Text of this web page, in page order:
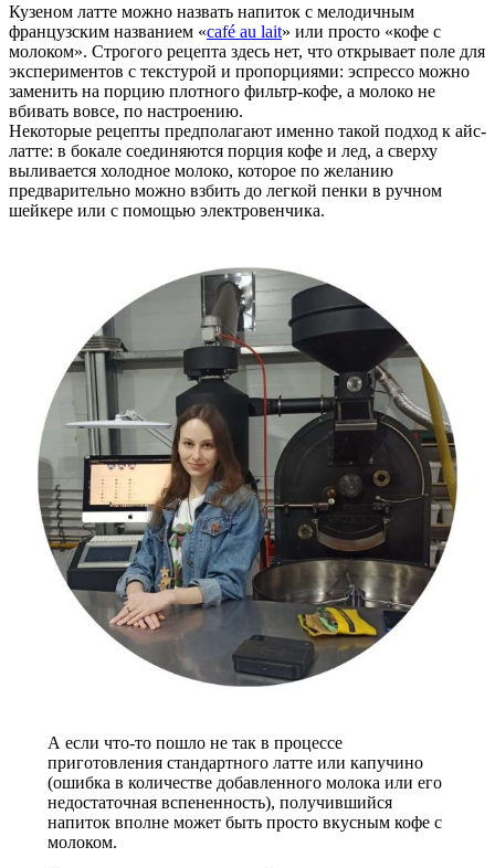
Кузеном латте можно назвать напиток с мелодичным
французским названием «café au lait» или просто «кофе с
молоком». Строгого рецепта здесь нет, что открывает поле для
экспериментов с текстурой и пропорциями: эспрессо можно
заменить на порцию плотного фильтр-кофе, а молоко не
вбивать вовсе, по настроению.
Некоторые рецепты предполагают именно такой подход к айс-
латте: в бокале соединяются порция кофе и лед, а сверху
выливается холодное молоко, которое по желанию
предварительно можно взбить до легкой пенки в ручном
шейкере или с помощью электровенчика.
А если что-то пошло не так в процессе
приготовления стандартного латте или капучино
(ошибка в количестве добавленного молока или его
недостаточная вспененность), получившийся
напиток вполне может быть просто вкусным кофе с
молоком.